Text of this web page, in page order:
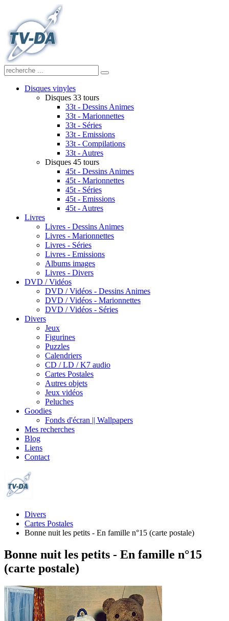
Disques vinyles
Disques 33 tours
33t - Dessins Animes
33t - Marionnettes
33t - Séries
33t - Emissions
33t - Compilations
33t - Autres
Disques 45 tours
45t - Dessins Animes
45t - Marionnettes
45t - Séries
45t - Emissions
45t - Autres
Livres
Livres - Dessins Animes
Livres - Marionnettes
Livres - Séries
Livres - Emissions
Albums images
Livres - Divers
DVD / Vidéos
DVD / Vidéos - Dessins Animes
DVD / Vidéos - Marionnettes
DVD / Vidéos - Séries
Divers
Jeux
Figurines
Puzzles
Calendriers
CD / LD / K7 audio
Cartes Postales
Autres objets
Jeux vidéos
Peluches
Goodies
Fonds d'écran || Wallpapers
Mes recherches
Blog
Liens
Contact
Divers
Cartes Postales
Bonne nuit les petits - En famille n°15 (carte postale)
Bonne nuit les petits - En famille n°15
(carte postale)